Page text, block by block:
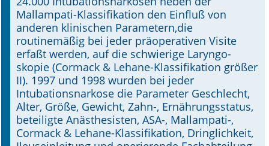
Kongresskalender
Mallampati-Klassifikation den Einfluß von
anderen klinischen Parametern,die
routinemäßig bei jeder präoperativen Visite
erfaßt werden, auf die schwierige Laryngo-
skopie (Cormack & Lehane-Klassifikation größer
II). 1997 und 1998 wurden bei jeder
Intubationsnarkose die Parameter Geschlecht,
Alter, Größe, Gewicht, Zahn-, Ernährungsstatus,
beteiligte Anästhesisten, ASA-, Mallampati-,
Cormack & Lehane-Klassifikation, Dringlichkeit,